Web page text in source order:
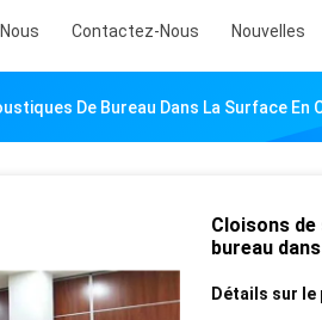
Contactez-Nous Nouvelles
De Bureau Dans La Surface En
Cloisons
bureau
Détails sur